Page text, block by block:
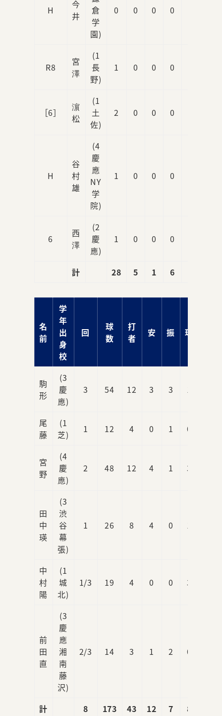
H
今
井
倉
学
園)
0 0 0 0
R8
宮
澤
(1
長
野)
1 0 0 0
［6］
濵
松
(1
土
佐)
2 0 0 0
H
谷
村
雄
(4
慶
應
NY
学
院)
1 0 0 0
6
西
澤
(2
慶
應)
1 0 0 0
計 28 5 1 6
名
前
学
年
出
身
校
回
球
数
打
者
安 振 球
駒
形
(3
慶
應)
3 54 12 3 3
尾
藤
(1
芝)
1 12 4 0 1 0
宮
野
(4
慶
應)
2 48 12 4 1 3
田
中
瑛
(3
渋
谷
幕
張)
1 26 8 4 0
中
村
陽
(1
城
北)
1/3 19 4 0 0 3
前
田
直
(3
慶
應
湘
南
藤
沢)
2/3 14 3 1 2 0
計 8 173 43 12 7 8